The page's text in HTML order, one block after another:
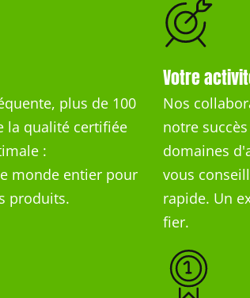
plus de 100
la qualité certifiée
:
monde entier pour
produits.
Votre
Nos
notre
domaines
vous
rapide. Un
fier.